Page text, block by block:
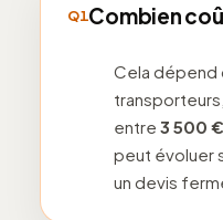
Q1Combien
Cela dépend
entre 3 500
peut évoluer
un devis